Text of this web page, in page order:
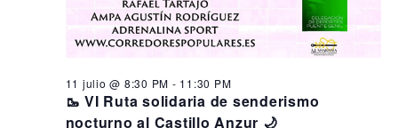
🥾 VI Ruta solidaria de senderismo
nocturno al Castillo Anzur 🌙
11 julio @ 8:30 PM - 11:30 PM